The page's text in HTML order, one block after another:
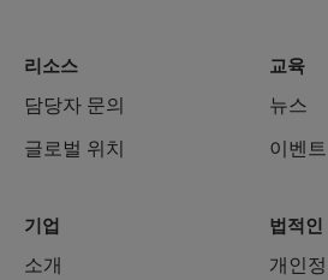
리소스
담당자 문의
글로벌 위치
교육
뉴스
이벤트
기업
소개
법적인
개인